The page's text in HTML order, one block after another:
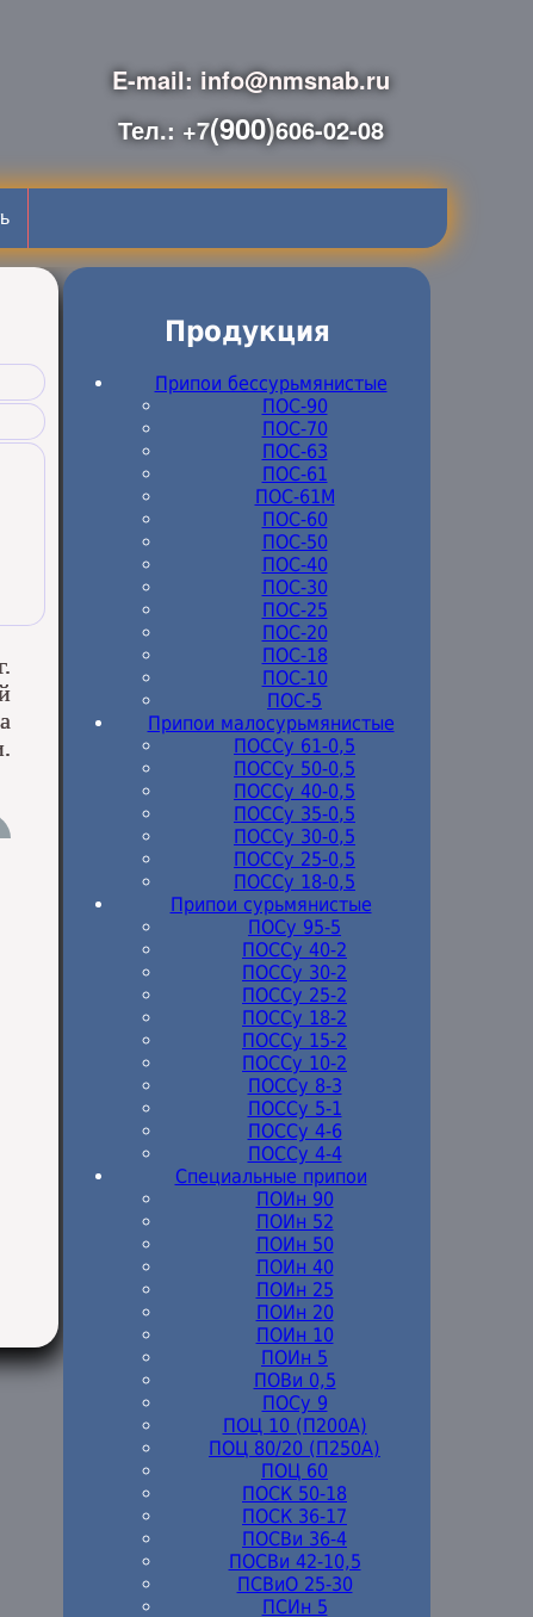
E-mail: info@nmsnab.ru
Тел.: +7(900)606-02-08
Продукция
Припои бессурьмянистые
ПОС-90
ПОС-70
ПОС-63
ПОС-61
ПОС-61M
ПОС-60
ПОС-50
ПОС-40
ПОС-30
ПОС-25
ПОС-20
ПОС-18
ПОС-10
ПОС-5
Припои малосурьмянистые
ПОССу 61-0,5
ПОССу 50-0,5
ПОССу 40-0,5
ПОССу 35-0,5
ПОССу 30-0,5
ПОССу 25-0,5
ПОССу 18-0,5
Припои сурьмянистые
ПОСу 95-5
ПОССу 40-2
ПОССу 30-2
ПОССу 25-2
ПОССу 18-2
ПОССу 15-2
ПОССу 10-2
ПОССу 8-3
ПОССу 5-1
ПОССу 4-6
ПОССу 4-4
Специальные припои
ПОИн 90
ПОИн 52
ПОИн 50
ПОИн 40
ПОИн 25
ПОИн 20
ПОИн 10
ПОИн 5
ПОВи 0,5
ПОСу 9
ПОЦ 10 (П200А)
ПОЦ 80/20 (П250А)
ПОЦ 60
ПОСК 50-18
ПОСК 36-17
ПОСВи 36-4
ПОСВи 42-10,5
ПСВиО 25-30
ПСИн 5